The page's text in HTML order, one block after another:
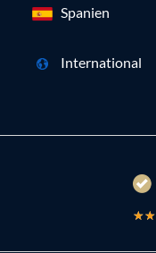
Spanien
International